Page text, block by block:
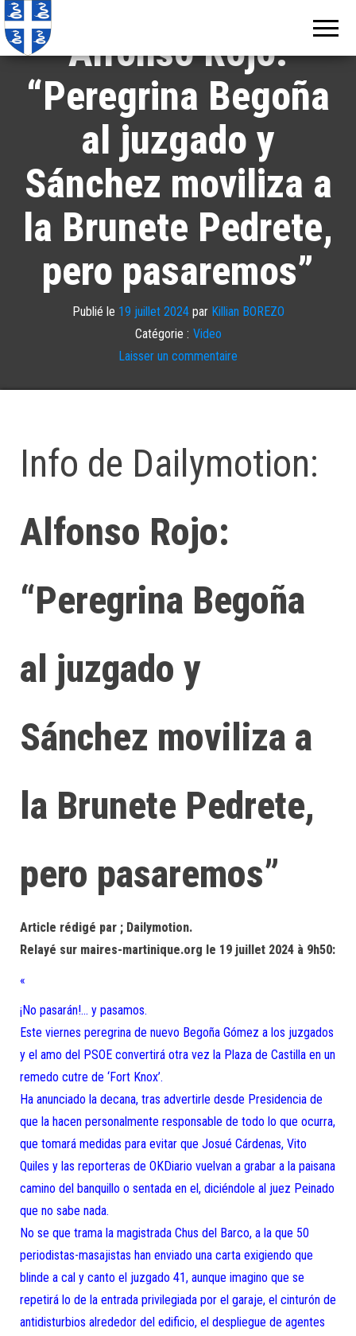
Alfonso Rojo:
“Peregrina Begoña
al juzgado y
Sánchez moviliza a
la Brunete Pedrete,
pero pasaremos”
Publié le 19 juillet 2024par Killian BOREZO
Catégorie : Video
Laisser un commentaire
Info de Dailymotion:
Alfonso Rojo:
“Peregrina Begoña
al juzgado y
Sánchez moviliza a
la Brunete Pedrete,
pero pasaremos”
Article rédigé par ; Dailymotion.
Relayé sur maires-martinique.org le 19 juillet 2024 à 9h50:
«
¡No pasarán!… y pasamos.
Este viernes peregrina de nuevo Begoña Gómez a los juzgados
y el amo del PSOE convertirá otra vez la Plaza de Castilla en un
remedo cutre de ‘Fort Knox’.
Ha anunciado la decana, tras advertirle desde Presidencia de
que la hacen personalmente responsable de todo lo que ocurra,
que tomará medidas para evitar que Josué Cárdenas, Vito
Quiles y las reporteras de OKDiario vuelvan a grabar a la paisana
camino del banquillo o sentada en el, diciéndole al juez Peinado
que no sabe nada.
No se que trama la magistrada Chus del Barco, a la que 50
periodistas-masajistas han enviado una carta exigiendo que
blinde a cal y canto el juzgado 41, aunque imagino que se
repetirá lo de la entrada privilegiada por el garaje, el cinturón de
antidisturbios alrededor del edificio, el despliegue de agentes